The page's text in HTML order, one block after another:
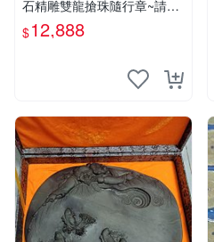
石精雕雙龍搶珠隨行章~請詳
見照片~特賣價僅給第一標
$12,888